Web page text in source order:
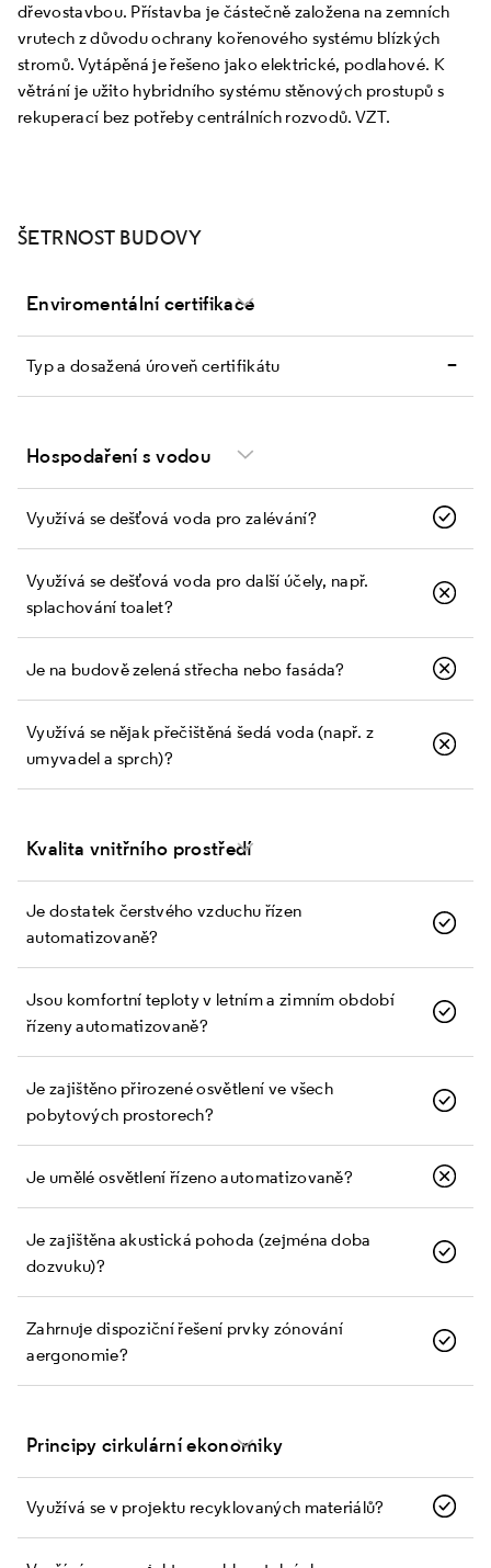
dřevostavbou. Přístavba je částečně založena na zemních
vrutech z důvodu ochrany kořenového systému blízkých
stromů. Vytápěná je řešeno jako elektrické, podlahové. K
větrání je užito hybridního systému stěnových prostupů s
rekuperací bez potřeby centrálních rozvodů. VZT.
ŠETRNOST BUDOVY
Enviromentální certifikace
Typ a dosažená úroveň certifikátu –
Hospodaření s vodou
Využívá se dešťová voda pro zalévání?
Využívá se dešťová voda pro další účely, např.
splachování toalet?
Je na budově zelená střecha nebo fasáda?
Využívá se nějak přečištěná šedá voda (např. z
umyvadel a sprch)?
Kvalita vnitřního prostředí
Je dostatek čerstvého vzduchu řízen
automatizovaně?
Jsou komfortní teploty v letním a zimním období
řízeny automatizovaně?
Je zajištěno přirozené osvětlení ve všech
pobytových prostorech?
Je umělé osvětlení řízeno automatizovaně?
Je zajištěna akustická pohoda (zejména doba
dozvuku)?
Zahrnuje dispoziční řešení prvky zónování
a ergonomie?
Principy cirkulární ekonomiky
Využívá se v projektu recyklovaných materiálů?